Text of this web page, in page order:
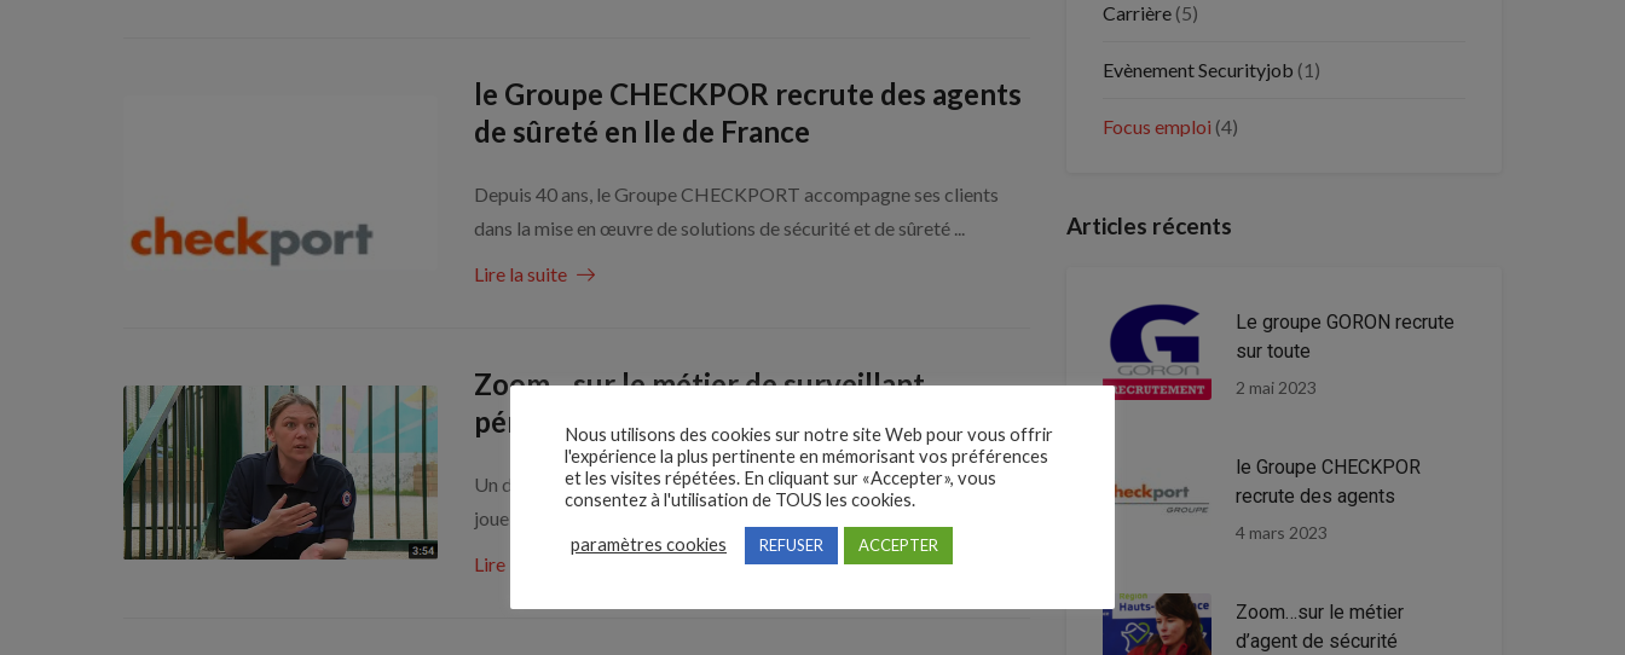
le Groupe CHECKPOR recrute des agents
de sûreté en Ile de France
Depuis 40 ans, le Groupe CHECKPORT accompagne ses clients
dans la mise en œuvre de solutions de sécurité et de sûreté ...
Lire la suite
Zoom…sur le métier de surveillant
pénitentiaire H/F
Un des métiers indispensables à la nation, le métier de surveillant
joue un rôle important dans l’application des sentences pénales en ...
Lire la suite
Carrière (5)
Evènement Securityjob (1)
Focus emploi (4)
Articles récents
Le groupe GORON recrute
sur toute
2 mai 2023
le Groupe CHECKPOR
recrute des agents
4 mars 2023
Zoom…sur le métier
d’agent de sécurité
Nous utilisons des cookies sur notre site Web pour vous offrir
l'expérience la plus pertinente en mémorisant vos préférences
et les visites répétées. En cliquant sur «Accepter», vous
consentez à l'utilisation de TOUS les cookies.
paramètres cookies REFUSER ACCEPTER